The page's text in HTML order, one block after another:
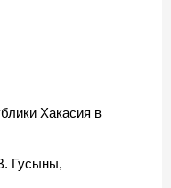
Хакасия в
Гусыны,